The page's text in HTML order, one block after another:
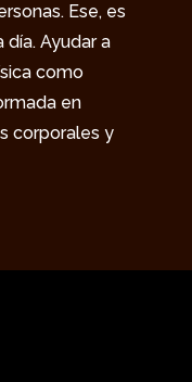
Ese, es
Ayudar a
como
en
corporales y